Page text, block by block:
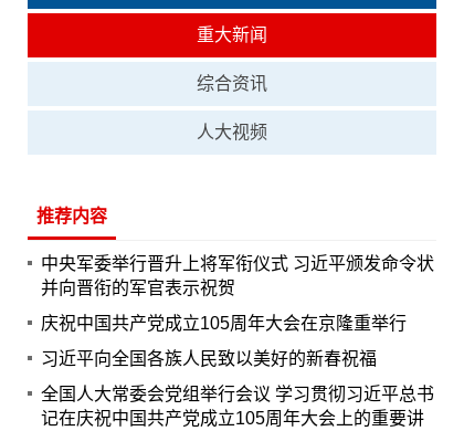
重大新闻
综合资讯
人大视频
推荐内容
中央军委举行晋升上将军衔仪式 习近平颁发命令状
并向晋衔的军官表示祝贺
庆祝中国共产党成立105周年大会在京隆重举行
习近平向全国各族人民致以美好的新春祝福
全国人大常委会党组举行会议 学习贯彻习近平总书
记在庆祝中国共产党成立105周年大会上的重要讲